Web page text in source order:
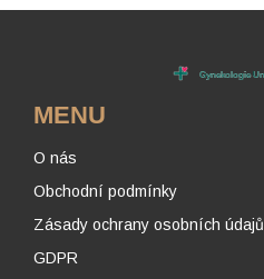
MENU
O nás
Obchodní podmínky
Zásady ochrany osobních údajů
GDPR